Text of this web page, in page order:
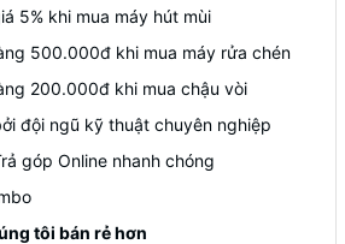
5% khi mua máy hút mùi
500.000đ khi mua máy rửa chén
200.000đ khi mua chậu vòi
đội ngũ kỹ thuật chuyên nghiệp
góp Online nhanh chóng
tôi bán rẻ hơn